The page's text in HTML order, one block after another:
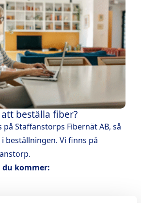
beställa fiber?
Staffanstorps Fibernät AB, så
beställningen. Vi finns på
kommer: